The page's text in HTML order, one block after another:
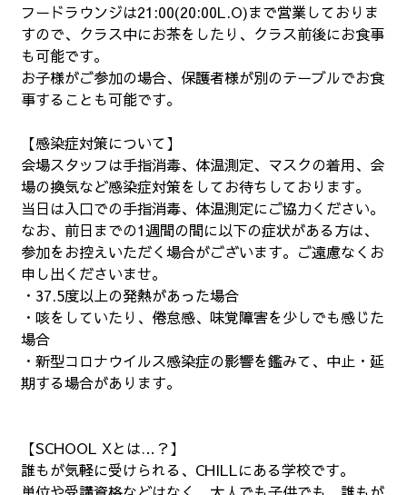
フードラウンジは21:00(20:00L.O)まで営業しておりま
すので、クラス中にお茶をしたり、クラス前後にお食事
も可能です。
お子様がご参加の場合、保護者様が別のテーブルでお食
事することも可能です。
【感染症対策について】
会場スタッフは手指消毒、体温測定、マスクの着用、会
場の換気など感染症対策をしてお待ちしております。
当日は入口での手指消毒、体温測定にご協力ください。
なお、前日までの1週間の間に以下の症状がある方は、
参加をお控えいただく場合がございます。ご遠慮なくお
申し出くださいませ。
・37.5度以上の発熱があった場合
・咳をしていたり、倦怠感、味覚障害を少しでも感じた
場合
・新型コロナウイルス感染症の影響を鑑みて、中止・延
期する場合があります。
【SCHOOL Xとは…？】
誰もが気軽に受けられる、CHILLにある学校です。